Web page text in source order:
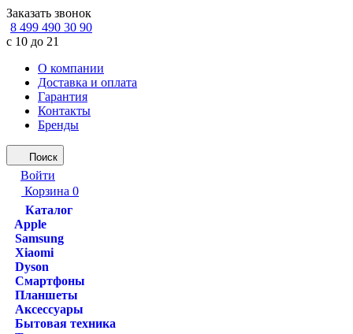
Заказать звонок
8 499 490 30 90
с 10 до 21
О компании
Доставка и оплата
Гарантия
Контакты
Бренды
Поиск
Войти
Корзина 0
Каталог
Apple
Samsung
Xiaomi
Dyson
Смартфоны
Планшеты
Аксессуары
Бытовая техника